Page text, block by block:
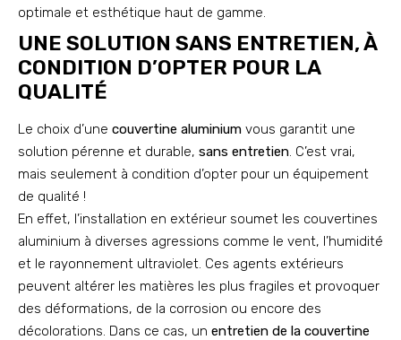
optimale et esthétique haut de gamme.
UNE SOLUTION SANS ENTRETIEN, À
CONDITION D’OPTER POUR LA
QUALITÉ
Le choix d’une couvertine aluminium vous garantit une
solution pérenne et durable, sans entretien. C’est vrai,
mais seulement à condition d’opter pour un équipement
de qualité !
En effet, l’installation en extérieur soumet les couvertines
aluminium à diverses agressions comme le vent, l’humidité
et le rayonnement ultraviolet. Ces agents extérieurs
peuvent altérer les matières les plus fragiles et provoquer
des déformations, de la corrosion ou encore des
décolorations. Dans ce cas, un entretien de la couvertine